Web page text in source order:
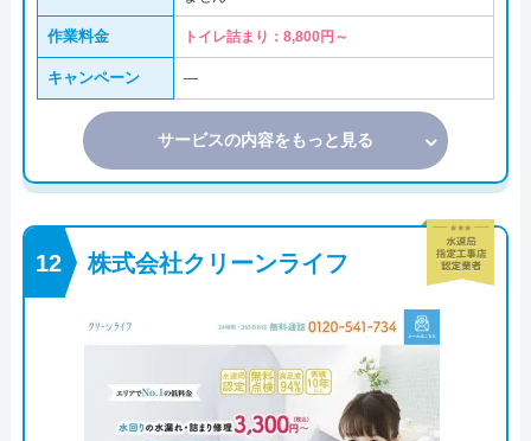
作業料金 トイレ詰まり：8,800円～
キャンペーン ―
サービスの内容をもっと見る
株式会社クリーンライフ